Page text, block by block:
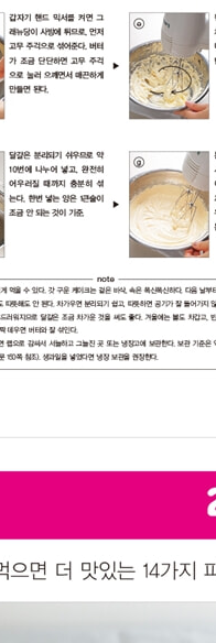
케이크[H]